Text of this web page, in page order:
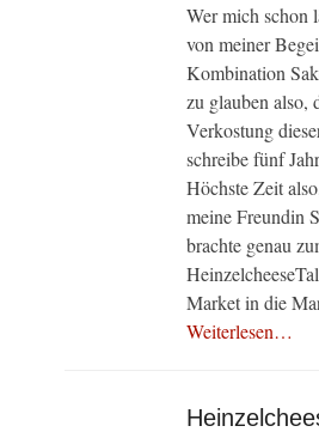
Wer mich schon
von meiner
Kombination
zu glauben also,
Verkostung
schreibe fünf
Höchste Zeit
meine Freundin
brachte genau
Market in die
Weiterlesen…